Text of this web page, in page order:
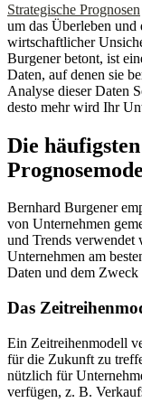
Strategische Prognosen
um das Überleben
wirtschaftlicher
Burgener betont, ist
Daten, auf denen sie
Analyse dieser Daten
desto mehr wird Ihr
Die
Bernhard Burgener
von Unternehmen
und Trends verwendet
Unternehmen am
Daten und dem Zweck
Das
Ein Zeitreihenmodell
für die Zukunft zu
nützlich für
verfügen, z. B.